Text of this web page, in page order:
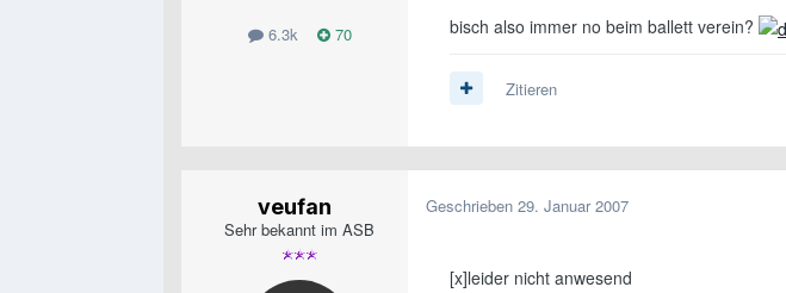
6.3k 70 bisch also immer no beim ballett verein?
Zitieren
veufan
Sehr bekannt im ASB
Geschrieben 29. Januar 2007
[x]leider nicht anwesend